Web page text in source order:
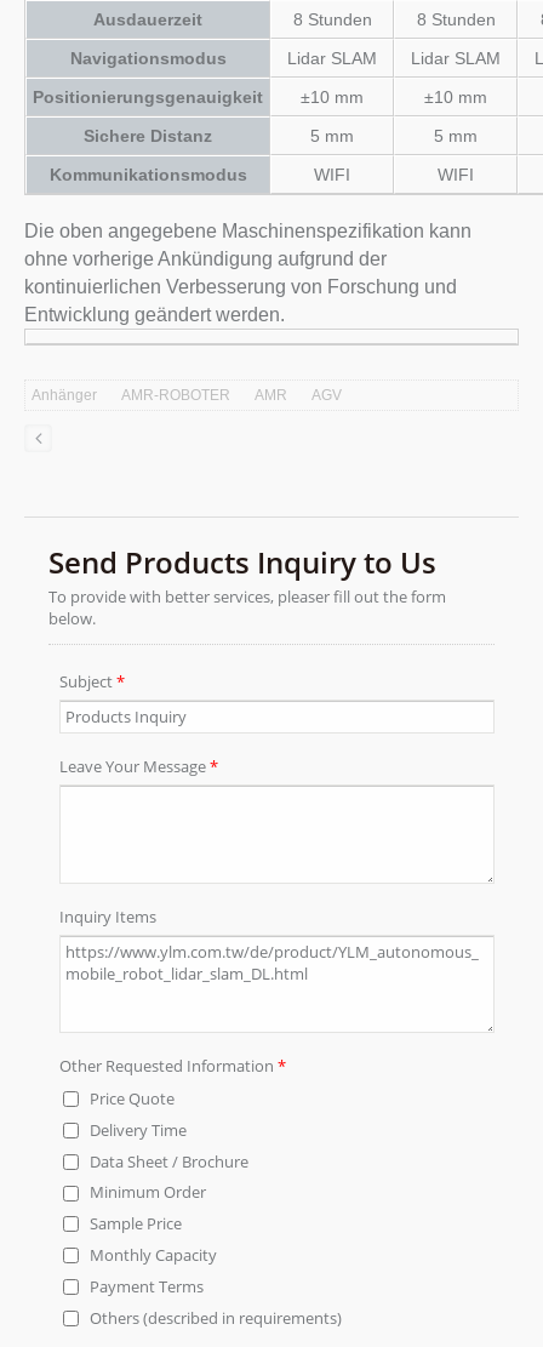
Ausdauerzeit
8 Stunden 8 Stunden
Navigationsmodus
Lidar SLAM Lidar SLAM
Positionierungsgenauigkeit
±10 mm
±10 mm
Sichere Distanz
5 mm
5 mm
Kommunikationsmodus
WIFI WIFI
Die oben angegebene Maschinenspezifikation kann
ohne vorherige Ankündigung aufgrund der
kontinuierlichen Verbesserung von Forschung und
Entwicklung geändert werden.
Anhänger AMR-ROBOTER AMR AGV